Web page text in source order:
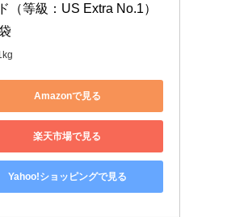
（等級：US Extra No.1）
Amazonで見る
楽天市場で見る
Yahoo!ショッピングで見る